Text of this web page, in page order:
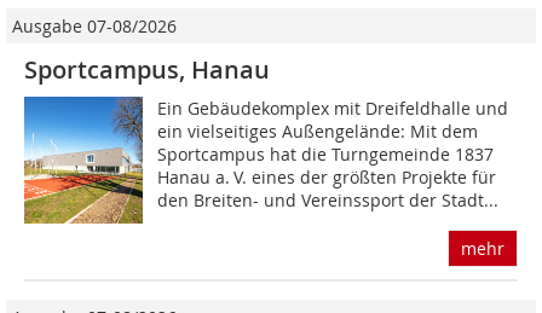
Ausgabe 07-08/2026
Sportcampus, Hanau
Ein Gebäudekomplex mit Dreifeldhalle und
ein vielseitiges Außengelände: Mit dem
Sportcampus hat die Turngemeinde 1837
Hanau a. V. eines der größten Projekte für
den Breiten- und Vereinssport der Stadt...
mehr